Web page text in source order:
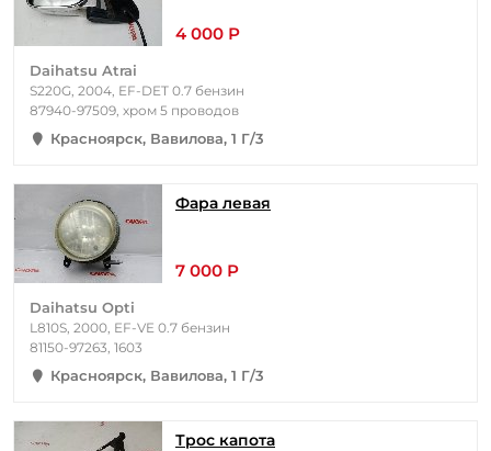
4 000 Р
Daihatsu Atrai
S220G, 2004, EF-DET 0.7 бензин
87940-97509, хром 5 проводов
Красноярск, Вавилова, 1 Г/3
Фара левая
7 000 Р
Daihatsu Opti
L810S, 2000, EF-VE 0.7 бензин
81150-97263, 1603
Красноярск, Вавилова, 1 Г/3
Трос капота